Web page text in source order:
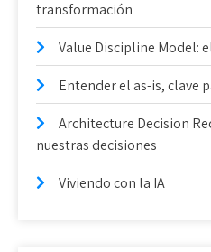
transformación
Value Discipline Model:
Entender el as-is, clave
Architecture Decision
nuestras decisiones
Viviendo con la IA